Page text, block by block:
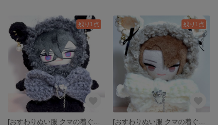
残り1点 残り1点